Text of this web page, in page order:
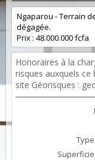
Ngaparou - Terrain
dégagée.
Prix : 48.000.000 fcfa
Honoraires à la
risques auxquels
site Géorisques :